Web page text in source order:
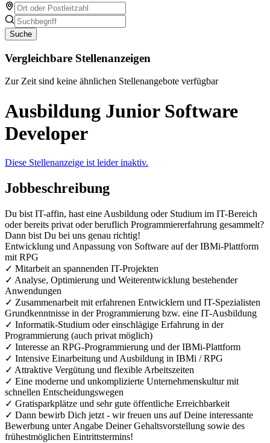
Suche
Vergleichbare Stellenanzeigen
Zur Zeit sind keine ähnlichen Stellenangebote verfügbar
Ausbildung Junior Software
Developer
Diese Stellenanzeige ist leider inaktiv.
Jobbeschreibung
Du bist IT-affin, hast eine Ausbildung oder Studium im IT-Bereich
oder bereits privat oder beruflich Programmiererfahrung gesammelt?
Dann bist Du bei uns genau richtig!
Entwicklung und Anpassung von Software auf der IBMi-Plattform
mit RPG
✓ Mitarbeit an spannenden IT-Projekten
✓ Analyse, Optimierung und Weiterentwicklung bestehender
Anwendungen
✓ Zusammenarbeit mit erfahrenen Entwicklern und IT-Spezialisten
Grundkenntnisse in der Programmierung bzw. eine IT-Ausbildung
✓ Informatik-Studium oder einschlägige Erfahrung in der
Programmierung (auch privat möglich)
✓ Interesse an RPG-Programmierung und der IBMi-Plattform
✓ Intensive Einarbeitung und Ausbildung in IBMi / RPG
✓ Attraktive Vergütung und flexible Arbeitszeiten
✓ Eine moderne und unkomplizierte Unternehmenskultur mit
schnellen Entscheidungswegen
✓ Gratisparkplätze und sehr gute öffentliche Erreichbarkeit
✓ Dann bewirb Dich jetzt - wir freuen uns auf Deine interessante
Bewerbung unter Angabe Deiner Gehaltsvorstellung sowie des
frühestmöglichen Eintrittstermins!